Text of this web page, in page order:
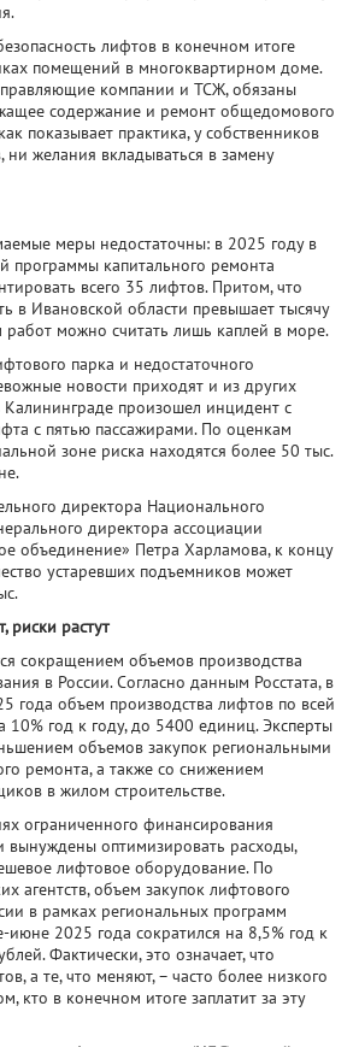
лифтов в конечном итоге
помещений в многоквартирном доме.
компании и ТСЖ, обязаны
содержание и ремонт общедомового
показывает практика, у собственников
ни желания вкладываться в замену
меры недостаточны: в 2025 году в
программы капитального ремонта
всего 35 лифтов. Притом, что
в Ивановской области превышает тысячу
можно считать лишь каплей в море.
парка и недостаточного
новости приходят и из других
произошел инцидент с
с пятью пассажирами. По оценкам
зоне риска находятся более 50 тыс.
директора Национального
директора ассоциации
объединение» Петра Харламова, к концу
устаревших подъемников может
риски растут
сокращением объемов производства
в России. Согласно данным Росстата, в
года объем производства лифтов по всей
10% год к году, до 5400 единиц. Эксперты
объемов закупок региональными
ремонта, а также со снижением
в жилом строительстве.
ограниченного финансирования
вынуждены оптимизировать расходы,
лифтовое оборудование. По
агентств, объем закупок лифтового
в рамках региональных программ
июне 2025 года сократился на 8,5% год к
Фактически, это означает, что
а те, что меняют, – часто более низкого
кто в конечном итоге заплатит за эту